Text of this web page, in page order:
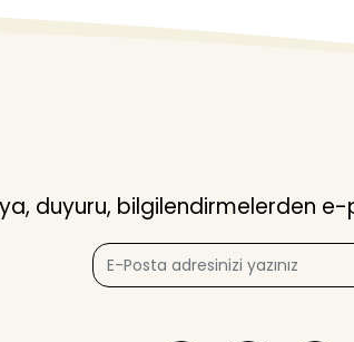
duyuru, bilgilendirmelerden